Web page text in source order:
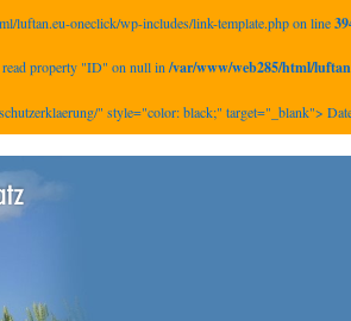
luftan.eu-oneclick/wp-includes/link-template.php on line
property "ID" on null in /var/www/web285/html/
" style="color: black;" target="_blank">